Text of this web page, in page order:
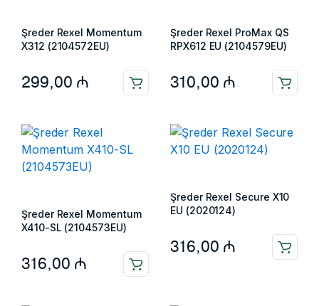
Şreder Rexel Momentum
X312 (2104572EU)
299,00 ₼
Şreder Rexel ProMax QS
RPX612 EU (2104579EU)
310,00 ₼
Şreder Rexel Momentum
X410-SL (2104573EU)
316,00 ₼
Şreder Rexel Secure X10
EU (2020124)
316,00 ₼